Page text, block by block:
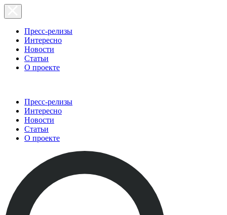
Пресс-релизы
Интересно
Новости
Статьи
О проекте
Пресс-релизы
Интересно
Новости
Статьи
О проекте